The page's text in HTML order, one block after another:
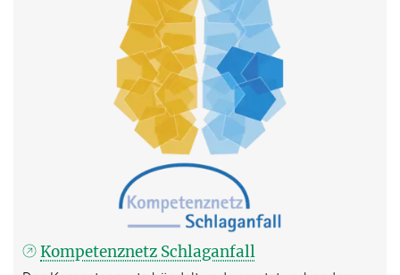
Kompetenznetz Schlaganfall